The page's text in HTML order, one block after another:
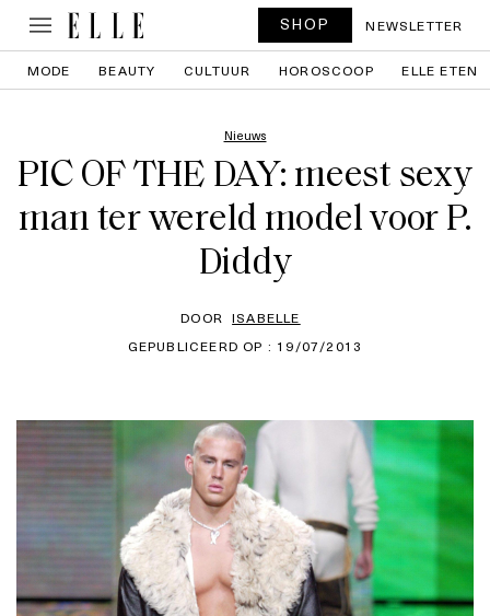
SHOP NEWSLETTER
MODE BEAUTY CULTUUR HOROSCOOP ELLE ETEN
Nieuws
PIC OF THE DAY: meest sexy
man ter wereld model voor P.
Diddy
DOOR ISABELLE
GEPUBLICEERD OP : 19/07/2013